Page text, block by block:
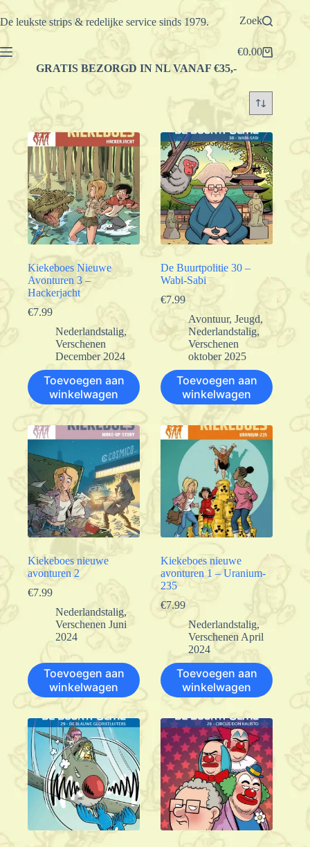
Ga
naar
De leukste strips & redelijke service sinds 1979. Zoek
Winkelwagen
€0.00
GRATIS BEZORGD IN NL VANAF €35,-
Kiekeboes Nieuwe
Avonturen 3 –
Hackerjacht
€7.99
Nederlandstalig,
Verschenen
December 2024
Toevoegen aan
winkelwagen
De Buurtpolitie 30 –
Wabi-Sabi
€7.99
Avontuur,Jeugd,
Nederlandstalig,
Verschenen
oktober 2025
Toevoegen aan
winkelwagen
Kiekeboes nieuwe
avonturen 2
€7.99
Nederlandstalig,
Verschenen Juni
2024
Toevoegen aan
winkelwagen
Kiekeboes nieuwe
avonturen 1 – Uranium-
235
€7.99
Nederlandstalig,
Verschenen April
2024
Toevoegen aan
winkelwagen